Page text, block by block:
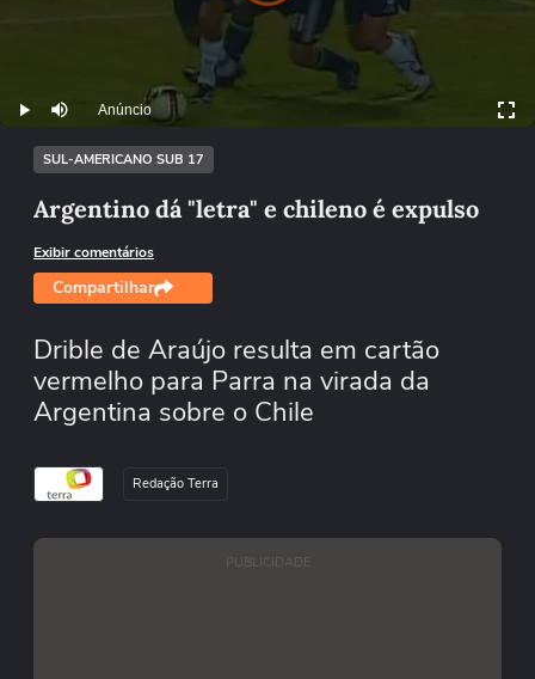
Play Mutar Anúncio
SUL-AMERICANO SUB 17
Argentino dá "letra" e chileno é expulso
Exibir comentários
Compartilhar
Drible de Araújo resulta em cartão
vermelho para Parra na virada da
Argentina sobre o Chile
Redação Terra
PUBLICIDADE